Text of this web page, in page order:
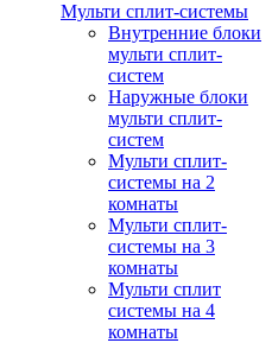
Мульти сплит-системы
Внутренние блоки
мульти сплит-
систем
Наружные блоки
мульти сплит-
систем
Мульти сплит-
системы на 2
комнаты
Мульти сплит-
системы на 3
комнаты
Мульти сплит
системы на 4
комнаты